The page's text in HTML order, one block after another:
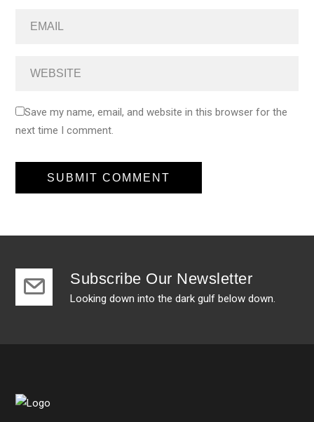
Save my name, email, and website in this browser for the
next time I comment.
Subscribe Our Newsletter
Looking down into the dark gulf below down.